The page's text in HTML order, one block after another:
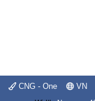
CNG - One VN